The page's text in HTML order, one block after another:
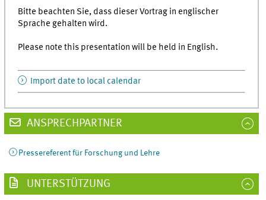
Bitte beachten Sie, dass dieser Vortrag in englischer
Sprache gehalten wird.
Please note this presentation will be held in English.
Import date to local calendar
ANSPRECHPARTNER
Pressereferent für Forschung und Lehre
UNTERSTÜTZUNG